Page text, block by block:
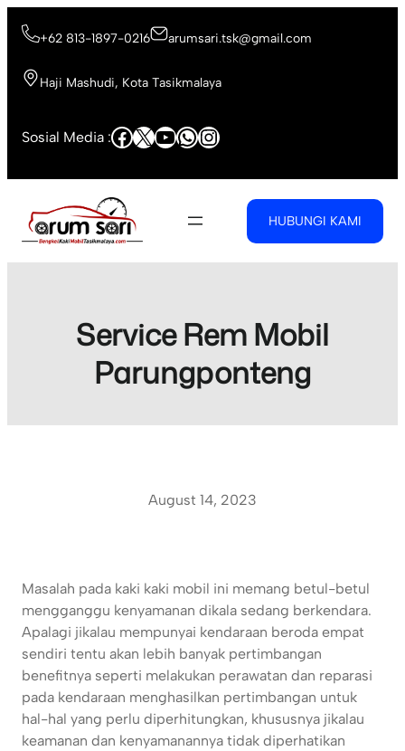
+62 813-1897-0216 arumsari.tsk@gmail.com
Haji Mashudi, Kota Tasikmalaya
Sosial Media :Facebook
X YouTube
WhatsApp
Instagram
HUBUNGI KAMI
Service Rem Mobil
Parungponteng
August 14, 2023
Masalah pada kaki kaki mobil ini memang betul-betul
mengganggu kenyamanan dikala sedang berkendara.
Apalagi jikalau mempunyai kendaraan beroda empat
sendiri tentu akan lebih banyak pertimbangan
benefitnya seperti melakukan perawatan dan reparasi
pada kendaraan menghasilkan pertimbangan untuk
hal-hal yang perlu diperhitungkan, khususnya jikalau
keamanan dan kenyamanannya tidak diperhatikan